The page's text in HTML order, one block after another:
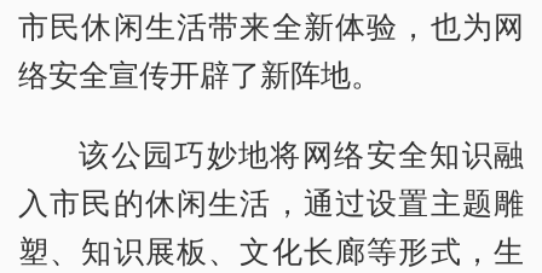
市民休闲生活带来全新体验，也为网
络安全宣传开辟了新阵地。
该公园巧妙地将网络安全知识融
入市民的休闲生活，通过设置主题雕
塑、知识展板、文化长廊等形式，生